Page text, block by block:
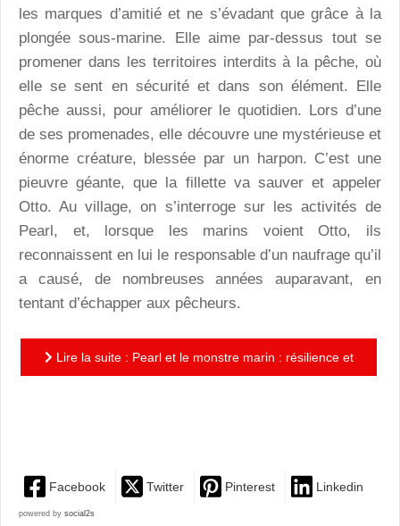
les marques d’amitié et ne s’évadant que grâce à la
plongée sous-marine. Elle aime par-dessus tout se
promener dans les territoires interdits à la pêche, où
elle se sent en sécurité et dans son élément. Elle
pêche aussi, pour améliorer le quotidien. Lors d’une
de ses promenades, elle découvre une mystérieuse et
énorme créature, blessée par un harpon. C’est une
pieuvre géante, que la fillette va sauver et appeler
Otto. Au village, on s’interroge sur les activités de
Pearl, et, lorsque les marins voient Otto, ils
reconnaissent en lui le responsable d’un naufrage qu’il
a causé, de nombreuses années auparavant, en
tentant d’échapper aux pêcheurs.
Lire la suite : Pearl et le monstre marin : résilience et
Facebook Twitter Pinterest Linkedin
powered by social2s